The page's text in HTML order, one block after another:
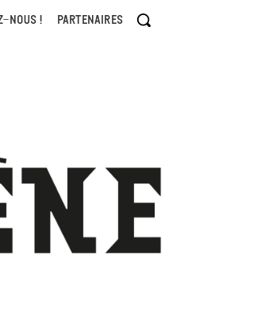
NOUS ! PARTENAIRES